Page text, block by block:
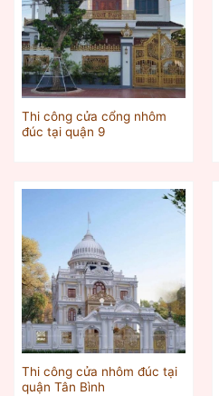
Thi công cửa cổng nhôm
đúc tại quận 9
Thi công cửa nhôm đúc tại
quận Tân Bình